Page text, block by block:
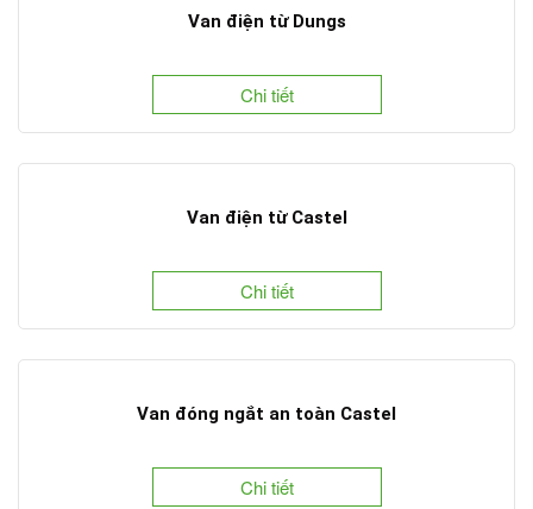
Van điện từ Dungs
Chi tiết
Van điện từ Castel
Chi tiết
Van đóng ngắt an toàn Castel
Chi tiết